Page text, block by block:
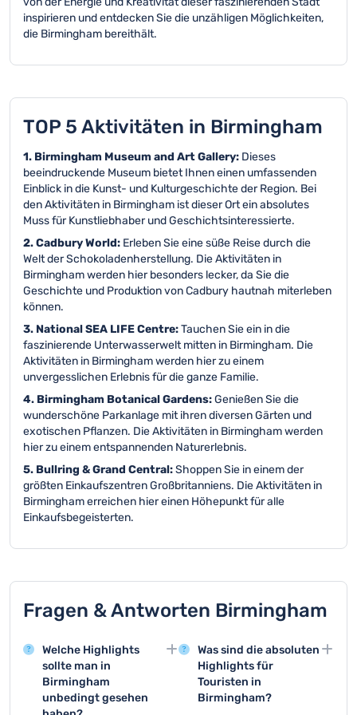
inspirieren und entdecken Sie die unzähligen Möglichkeiten,
die Birmingham bereithält.
TOP 5 Aktivitäten in Birmingham
1. Birmingham Museum and Art Gallery: Dieses
beeindruckende Museum bietet Ihnen einen umfassenden
Einblick in die Kunst- und Kulturgeschichte der Region. Bei
den Aktivitäten in Birmingham ist dieser Ort ein absolutes
Muss für Kunstliebhaber und Geschichtsinteressierte.
2. Cadbury World: Erleben Sie eine süße Reise durch die
Welt der Schokoladenherstellung. Die Aktivitäten in
Birmingham werden hier besonders lecker, da Sie die
Geschichte und Produktion von Cadbury hautnah miterleben
können.
3. National SEA LIFE Centre:Tauchen Sie ein in die
faszinierende Unterwasserwelt mitten in Birmingham. Die
Aktivitäten in Birmingham werden hier zu einem
unvergesslichen Erlebnis für die ganze Familie.
4. Birmingham Botanical Gardens:Genießen Sie die
wunderschöne Parkanlage mit ihren diversen Gärten und
exotischen Pflanzen. Die Aktivitäten in Birmingham werden
hier zu einem entspannenden Naturerlebnis.
5. Bullring & Grand Central:Shoppen Sie in einem der
größten Einkaufszentren Großbritanniens. Die Aktivitäten in
Birmingham erreichen hier einen Höhepunkt für alle
Einkaufsbegeisterten.
Fragen & Antworten Birmingham
Welche Highlights
sollte man in
Birmingham
unbedingt gesehen
Was sind die absoluten
Highlights für
Touristen in
Birmingham?